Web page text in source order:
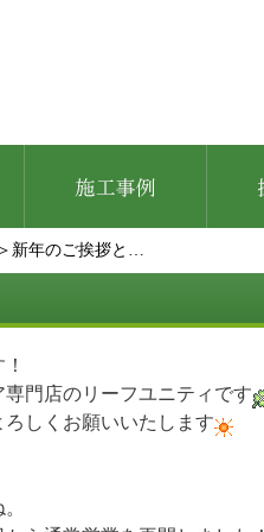
＞新年のご挨拶と…
門店のリーフユニティです
しくお願いいたします